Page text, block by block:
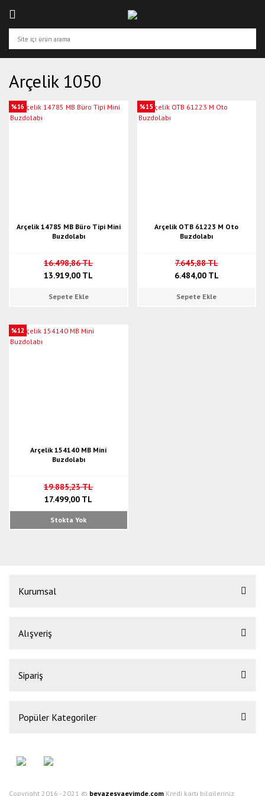
Arçelik 1050
%16
Arçelik 14785 MB Büro Tipi Mini
Buzdolabı
16.498,86 TL
13.919,00 TL
Sepete Ekle
%15
Arçelik OTB 61223 M Oto
Buzdolabı
7.645,88 TL
6.484,00 TL
Sepete Ekle
%12
Arçelik 154140 MB Mini
Buzdolabı
19.885,23 TL
17.499,00 TL
Stokta Yok
Kurumsal
Alışveriş
Sipariş
Popüler Kategoriler
Copyright 2016 - 2021 © beyazesyaevimde.com Kredi kartı bilgileriniz